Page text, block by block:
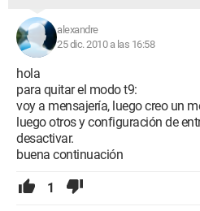
alexandre
25 dic. 2010 a las 16:58
hola
para quitar el modo t9:
voy a mensajería, luego creo un
luego otros y configuración de
desactivar.
buena continuación
1